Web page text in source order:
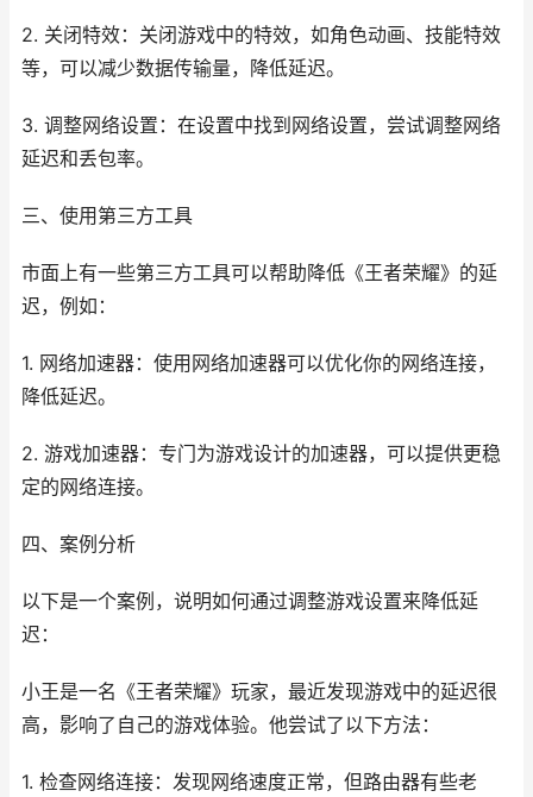
2. 关闭特效：关闭游戏中的特效，如角色动画、技能特效
等，可以减少数据传输量，降低延迟。
3. 调整网络设置：在设置中找到网络设置，尝试调整网络
延迟和丢包率。
三、使用第三方工具
市面上有一些第三方工具可以帮助降低《王者荣耀》的延
迟，例如：
1. 网络加速器：使用网络加速器可以优化你的网络连接，
降低延迟。
2. 游戏加速器：专门为游戏设计的加速器，可以提供更稳
定的网络连接。
四、案例分析
以下是一个案例，说明如何通过调整游戏设置来降低延
迟：
小王是一名《王者荣耀》玩家，最近发现游戏中的延迟很
高，影响了自己的游戏体验。他尝试了以下方法：
1. 检查网络连接：发现网络速度正常，但路由器有些老